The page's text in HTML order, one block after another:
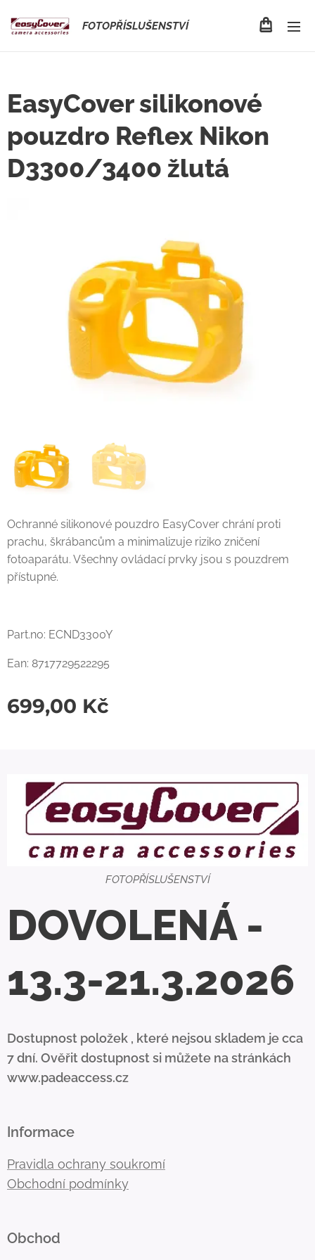
FOTOPŘÍSLUŠENSTVÍ
EasyCover silikonové
pouzdro Reflex Nikon
D3300/3400 žlutá
Ochranné silikonové pouzdro EasyCover chrání proti
prachu, škrábancům a minimalizuje riziko zničení
fotoaparátu. Všechny ovládací prvky jsou s pouzdrem
přístupné.
Part.no: ECND3300Y
Ean: 8717729522295
699,00 Kč
FOTOPŘÍSLUŠENSTVÍ
DOVOLENÁ -
13.3-21.3.2026
Dostupnost položek , které nejsou skladem je cca
7 dní. Ověřit dostupnost si můžete na stránkách
www.padeaccess.cz
Informace
Pravidla ochrany soukromí
Obchodní podmínky
Obchod